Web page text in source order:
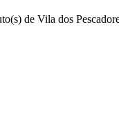
de Vila dos